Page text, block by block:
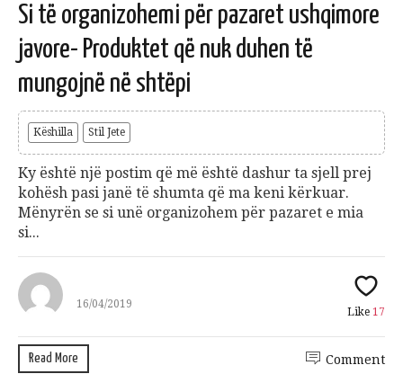
Si të organizohemi për pazaret ushqimore
javore- Produktet që nuk duhen të
mungojnë në shtëpi
Këshilla Stil Jete
Ky është një postim që më është dashur ta sjell prej
kohësh pasi janë të shumta që ma keni kërkuar.
Mënyrën se si unë organizohem për pazaret e mia
si...
16/04/2019
Like 17
Read More Comment